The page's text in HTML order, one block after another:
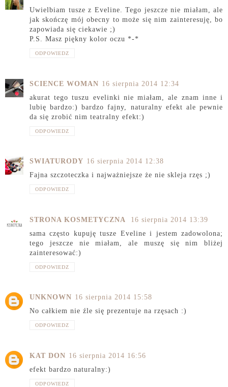
Uwielbiam tusze z Eveline. Tego jeszcze nie miałam, ale
jak skończę mój obecny to może się nim zainteresuję, bo
zapowiada się ciekawie ;)
P.S. Masz piękny kolor oczu *-*
ODPOWIEDZ
SCIENCE WOMAN 16 sierpnia 2014 12:34
akurat tego tuszu evelinki nie miałam, ale znam inne i
lubię bardzo:) bardzo fajny, naturalny efekt ale pewnie
da się zrobić nim teatralny efekt:)
ODPOWIEDZ
SWIATURODY 16 sierpnia 2014 12:38
Fajna szczoteczka i najważniejsze że nie skleja rzęs ;)
ODPOWIEDZ
STRONA KOSMETYCZNA
16 sierpnia 2014 13:39
sama często kupuję tusze Eveline i jestem zadowolona;
tego jeszcze nie miałam, ale muszę się nim bliżej
zainteresować:)
ODPOWIEDZ
UNKNOWN 16 sierpnia 2014 15:58
No całkiem nie źle się prezentuje na rzęsach :)
ODPOWIEDZ
KAT DON 16 sierpnia 2014 16:56
efekt bardzo naturalny:)
ODPOWIEDZ